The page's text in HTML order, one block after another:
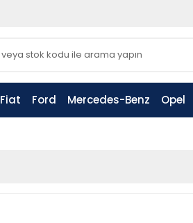
Fiat Ford Mercedes-Benz Opel